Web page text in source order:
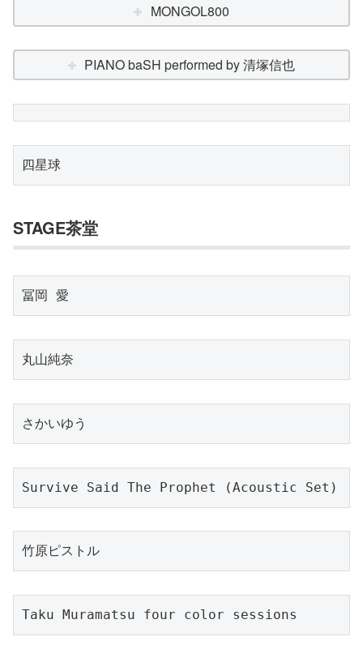
MONGOL800
PIANO baSH performed by 清塚信也
四星球
STAGE茶堂
冨岡 愛
丸山純奈
さかいゆう
Survive Said The Prophet (Acoustic Set)
竹原ピストル
Taku Muramatsu four color sessions